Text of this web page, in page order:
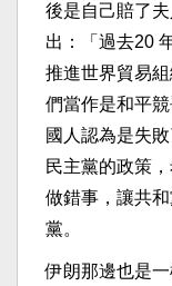
後是自己賠了
出：「過去20
推進世界貿易
們當作是和平
國人認為是失
民主黨的政策
做錯事，讓共
黨。
伊朗那邊也是